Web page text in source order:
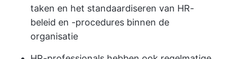
taken en het standaardiseren van HR-
beleid en -procedures binnen de
organisatie